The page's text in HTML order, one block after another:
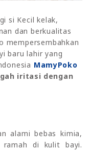
si Kecil kelak,
dan berkualitas
mempersembahkan
baru lahir yang
MamyPoko
iritasi dengan
alami bebas kimia,
di kulit bayi.